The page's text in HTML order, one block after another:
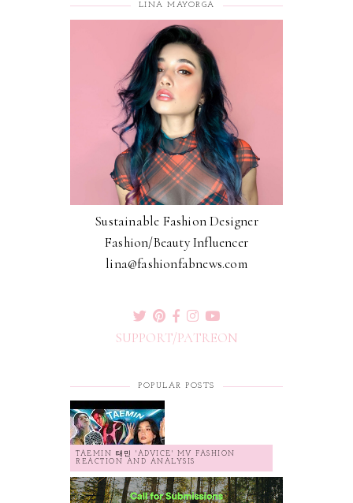
LINA MAYORGA
Sustainable Fashion Designer
Fashion/Beauty Influencer
lina@fashionfabnews.com
SUPPORT/PATREON
POPULAR POSTS
TAEMIN 태민 'ADVICE' MV FASHION
REACTION AND ANALYSIS